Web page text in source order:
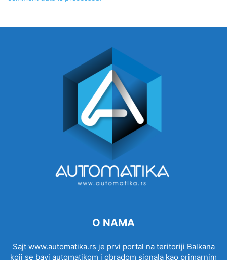
O NAMA
Sajt www.automatika.rs je prvi portal na teritoriji Balkana
koji se bavi automatikom i obradom signala kao primarnim